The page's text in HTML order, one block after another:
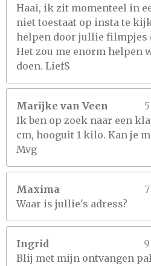
Haai, ik zit momenteel in
niet toestaat op insta te
helpen door jullie filmpjes
Het zou me enorm helpen
doen. LiefS
Marijke van Veen
Ik ben op zoek naar een
cm, hooguit 1 kilo. Kan je
Mvg
Maxima
Waar is jullie's adress?
Ingrid
Blij met mijn ontvangen